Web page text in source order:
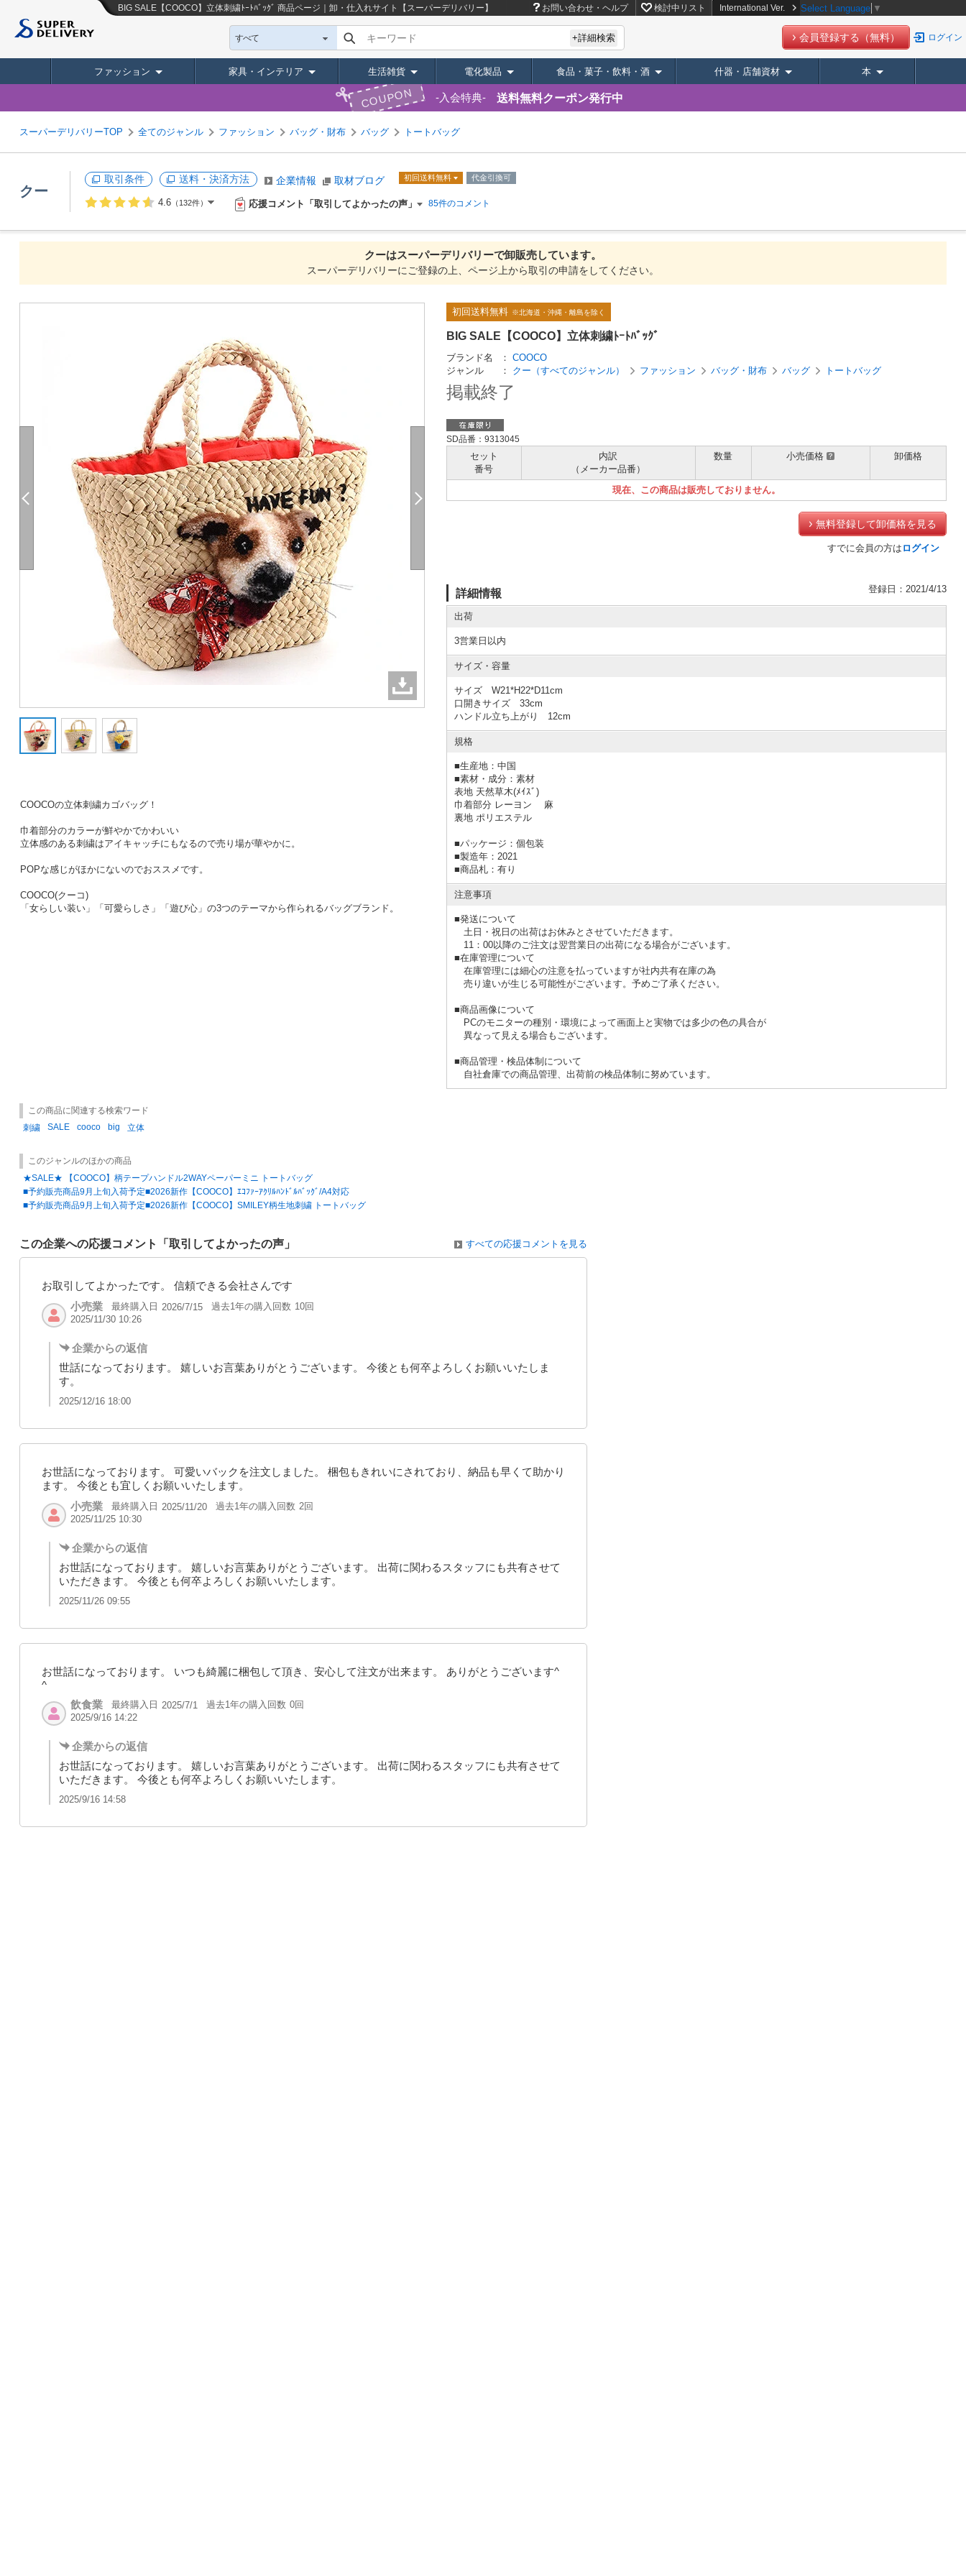
BIG SALE【COOCO】立体刺繍ﾄｰﾄﾊﾞｯｸﾞ 商品ページ｜卸・仕入れサイト【スーパーデリバリー】 お問い合わせ・ヘルプ 検討中リスト International Ver. Select Language ▼
すべて キーワード +詳細検索 会員登録する（無料） ログイン
ファッション 家具・インテリア 生活雑貨 電化製品 食品・菓子・飲料・酒 什器・店舗資材 本
COUPON 入会特典 送料無料クーポン発行中
スーパーデリバリーTOP 全てのジャンル ファッション バッグ・財布 バッグ トートバッグ
クー
取引条件 送料・決済方法 企業情報 取材ブログ 初回送料無料 代金引換可
4.6 （132件） 応援コメント「取引してよかったの声」 85件のコメント
クーはスーパーデリバリーで卸販売しています。
スーパーデリバリーにご登録の上、ページ上から取引の申請をしてください。
COOCOの立体刺繍カゴバッグ！
巾着部分のカラーが鮮やかでかわいい
立体感のある刺繍はアイキャッチにもなるので売り場が華やかに。
POPな感じがほかにないのでおススメです。
COOCO(クーコ)
「女らしい装い」「可愛らしさ」「遊び心」の3つのテーマから作られるバッグブランド。
初回送料無料 ※北海道・沖縄・離島を除く
BIG SALE【COOCO】立体刺繍ﾄｰﾄﾊﾞｯｸﾞ
ブランド名 ： COOCO
ジャンル
： クー（すべてのジャンル） ファッション バッグ・財布 バッグ トートバッグ
掲載終了
SD品番：9313045
セット
番号
内訳
（メーカー品番）
数量 小売価格 卸価格
現在、この商品は販売しておりません。
無料登録して卸価格を見る
すでに会員の方は ログイン
詳細情報 登録日：2021/4/13
出荷
3営業日以内
サイズ・容量
サイズ W21*H22*D11cm
口開きサイズ 33cm
ハンドル立ち上がり 12cm
規格
■生産地：中国
■素材・成分：素材
表地 天然草木(ﾒｲｽﾞ)
巾着部分 レーヨン 麻
裏地 ポリエステル
■パッケージ：個包装
■製造年：2021
■商品札：有り
注意事項
■発送について
土日・祝日の出荷はお休みとさせていただきます。
11：00以降のご注文は翌営業日の出荷になる場合がございます。
■在庫管理について
在庫管理には細心の注意を払っていますが社内共有在庫の為
売り違いが生じる可能性がございます。予めご了承ください。
■商品画像について
PCのモニターの種別・環境によって画面上と実物では多少の色の具合が
異なって見える場合もございます。
■商品管理・検品体制について
自社倉庫での商品管理、出荷前の検品体制に努めています。
この商品に関連する検索ワード
刺繍
SALE cooco big 立体
このジャンルのほかの商品
★SALE★ 【COOCO】柄テープハンドル2WAYペーパーミニ トートバッグ
■予約販売商品9月上旬入荷予定■2026新作【COOCO】ｴｺﾌｧｰｱｸﾘﾙﾊﾝﾄﾞﾙﾊﾞｯｸﾞ/A4対応
■予約販売商品9月上旬入荷予定■2026新作【COOCO】SMILEY柄生地刺繍 トートバッグ
この企業への応援コメント「取引してよかったの声」 すべての応援コメントを見る
お取引してよかったです。 信頼できる会社さんです
小売業
最終購入日 2026/7/15 過去1年の購入回数 10回
2025/11/30 10:26
企業からの返信
世話になっております。 嬉しいお言葉ありがとうございます。 今後とも何卒よろしくお願いいたしま
す。
2025/12/16 18:00
お世話になっております。 可愛いバックを注文しました。 梱包もきれいにされており、納品も早くて助かり
ます。 今後とも宜しくお願いいたします。
小売業
最終購入日 2025/11/20 過去1年の購入回数 2回
2025/11/25 10:30
企業からの返信
お世話になっております。 嬉しいお言葉ありがとうございます。 出荷に関わるスタッフにも共有させて
いただきます。 今後とも何卒よろしくお願いいたします。
2025/11/26 09:55
お世話になっております。 いつも綺麗に梱包して頂き、安心して注文が出来ます。 ありがとうございます^
^
飲食業
最終購入日 2025/7/1 過去1年の購入回数 0回
2025/9/16 14:22
企業からの返信
お世話になっております。 嬉しいお言葉ありがとうございます。 出荷に関わるスタッフにも共有させて
いただきます。 今後とも何卒よろしくお願いいたします。
2025/9/16 14:58